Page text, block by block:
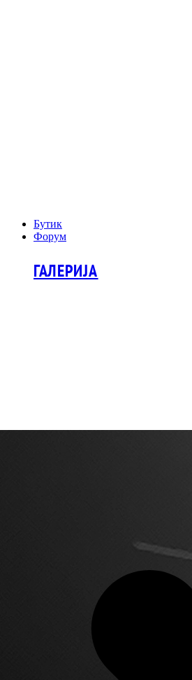
Бутик
Форум
ГАЛЕРИЈА